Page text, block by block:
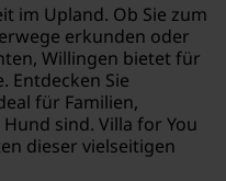
im Upland. Ob Sie zum
erkunden oder
Willingen bietet für
Entdecken Sie
für Familien,
sind. Villa for You
dieser vielseitigen